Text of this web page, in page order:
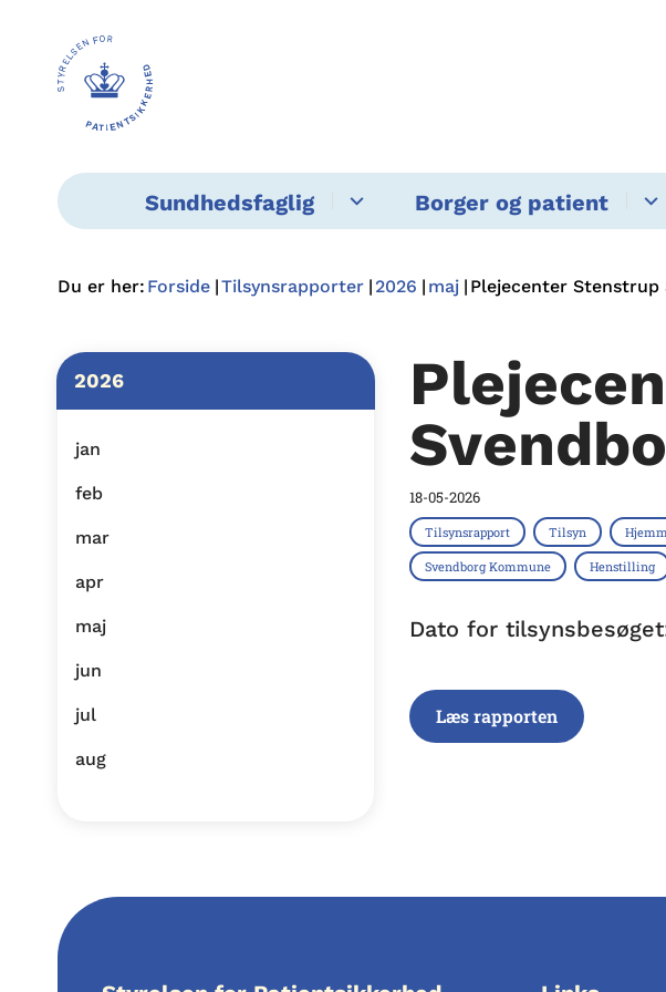
Sundhedsfaglig Borger og patient
Du er her: Forside Tilsynsrapporter 2026 maj Plejecenter Stenstrup
2026
jan
feb
mar
apr
maj
jun
jul
aug
18-05-2026
Tilsynsrapport Tilsyn
Svendborg Kommune Henstilling
Dato for
Læs rapporten